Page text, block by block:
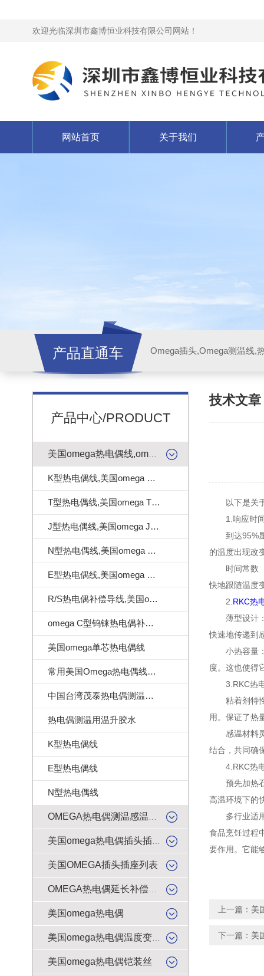
欢迎光临深圳市鑫博恒业科技有限公司网站！
网站首页 关于我们
产品直通车
产品中心/PRODUCT
K型热电偶线,美国omega K型热电偶线
T型热电偶线,美国omega T型热电偶线
J型热电偶线,美国omega J型热电偶线
N型热电偶线,美国omega N型热电偶线
E型热电偶线,美国omega E型热电偶线
R/S热电偶补偿导线,美国omega热电偶补偿导线
omega C型钨铼热电偶补偿导线
美国omega单芯热电偶线
常用美国Omega热电偶线订做样式
中国台湾茂泰热电偶测温线|耐温260度
热电偶测温用温升胶水
K型热电偶线
E型热电偶线
N型热电偶线
美国OMEGA插头插座列表
美国omega热电偶
美国omega热电偶铠装丝
技术文章
以下是关于
1.响应时
到达95%显
的温度出现改
时间常数（
快地跟随温度
2. RKC热
薄型设计：
快速地传递到
小热容量：
度。这也使得
3.RKC热电
粘着剂特性
用。保证了热
感温材料灵
结合，共同确
4.RKC热电
预先加热石
高温环境下的
多行业适用
食品烹饪过程
要作用。它能
上一篇： 美
下一篇： 美